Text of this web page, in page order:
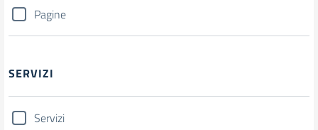
Pagine
SERVIZI
Servizi